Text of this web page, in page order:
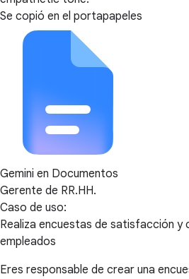
Se copió en el portapapeles
Gemini en Documentos
Gerente de RR.HH.
Caso de uso:
Realiza encuestas de satisfacción y
empleados
Eres responsable de crear una